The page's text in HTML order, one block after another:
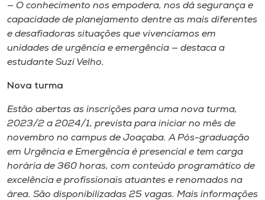
— O conhecimento nos empodera, nos dá segurança e
capacidade de planejamento dentre as mais diferentes
e desafiadoras situações que vivenciamos em
unidades de urgência e emergência — destaca a
estudante Suzi Velho.
Nova turma
Estão abertas as inscrições para uma nova turma,
2023/2 a 2024/1, prevista para iniciar no mês de
novembro no campus de Joaçaba. A Pós-graduação
em Urgência e Emergência é presencial e tem carga
horária de 360 horas, com conteúdo programático de
excelência e profissionais atuantes e renomados na
área. São disponibilizadas 25 vagas. Mais informações